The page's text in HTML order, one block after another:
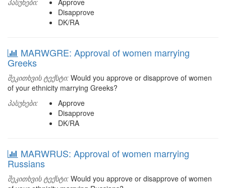
პასუხები:
Approve
Disapprove
DK/RA
MARWGRE: Approval of women marrying
Greeks
შეკითხვის ტექსტი: Would you approve or disapprove of women
of your ethnicity marrying Greeks?
პასუხები:
Approve
Disapprove
DK/RA
MARWRUS: Approval of women marrying
Russians
შეკითხვის ტექსტი: Would you approve or disapprove of women